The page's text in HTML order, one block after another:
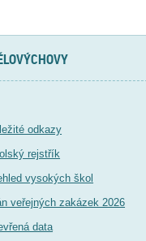
odkazy
rejstřík
vysokých škol
veřejných zakázek 2026
data